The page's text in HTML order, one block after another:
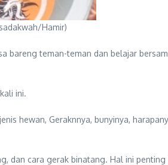
Hamir)
bareng teman-teman dan belajar
ini.
hewan, Geraknnya, bunyinya,
dan cara gerak binatang. Hal ini